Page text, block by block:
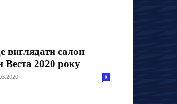
виглядати салон
Веста 2020 року
0